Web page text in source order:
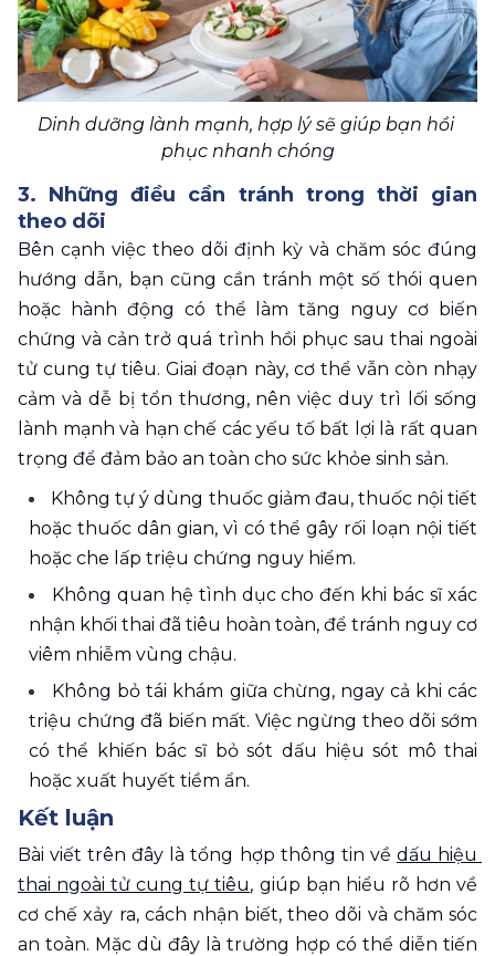
Dinh dưỡng lành mạnh, hợp lý sẽ giúp bạn hồi
phục nhanh chóng
3. Những điều cần tránh trong thời gian
theo dõi
Bên cạnh việc theo dõi định kỳ và chăm sóc đúng
hướng dẫn, bạn cũng cần tránh một số thói quen
hoặc hành động có thể làm tăng nguy cơ biến
chứng và cản trở quá trình hồi phục sau thai ngoài
tử cung tự tiêu. Giai đoạn này, cơ thể vẫn còn nhạy
cảm và dễ bị tổn thương, nên việc duy trì lối sống
lành mạnh và hạn chế các yếu tố bất lợi là rất quan
trọng để đảm bảo an toàn cho sức khỏe sinh sản.
Không tự ý dùng thuốc giảm đau, thuốc nội tiết
hoặc thuốc dân gian, vì có thể gây rối loạn nội tiết
hoặc che lấp triệu chứng nguy hiểm.
Không quan hệ tình dục cho đến khi bác sĩ xác
nhận khối thai đã tiêu hoàn toàn, để tránh nguy cơ
viêm nhiễm vùng chậu.
Không bỏ tái khám giữa chừng, ngay cả khi các
triệu chứng đã biến mất. Việc ngừng theo dõi sớm
có thể khiến bác sĩ bỏ sót dấu hiệu sót mô thai
hoặc xuất huyết tiềm ẩn.
Kết luận
Bài viết trên đây là tổng hợp thông tin về dấu hiệu
thai ngoài tử cung tự tiêu, giúp bạn hiểu rõ hơn về
cơ chế xảy ra, cách nhận biết, theo dõi và chăm sóc
an toàn. Mặc dù đây là trường hợp có thể diễn tiến